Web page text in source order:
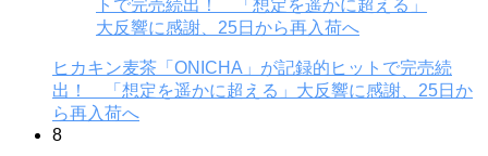
ヒカキン麦茶「ONICHA」が記録的ヒットで完売続
出！ 「想定を遥かに超える」大反響に感謝、25日か
ら再入荷へ
8